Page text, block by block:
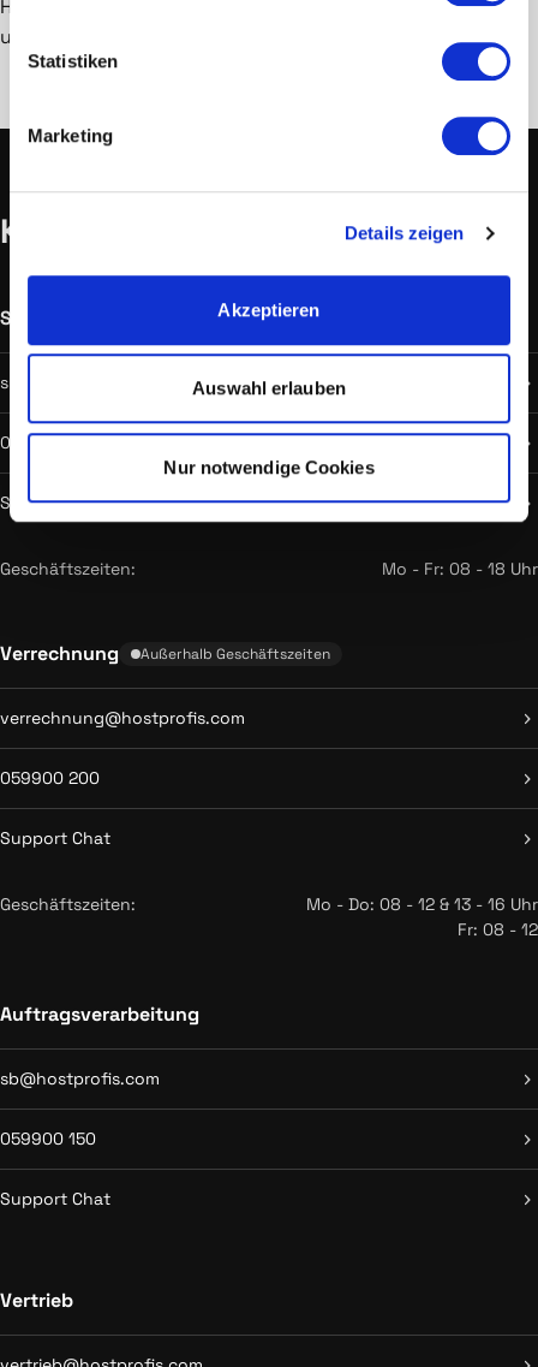
Statistiken
Marketing
Details zeigen
Akzeptieren
Auswahl erlauben
Nur notwendige Cookies
Hardwareverschl&uuml;sselung runden das Sicherheits-
und Konnektivit&auml;tspaket ab.</p>
Kontakt
Support Außerhalb Geschäftszeiten
support@hostprofis.com
059900 100
Support Chat
Geschäftszeiten: Mo - Fr: 08 - 18 Uhr
Verrechnung Außerhalb Geschäftszeiten
verrechnung@hostprofis.com
059900 200
Support Chat
Geschäftszeiten:
Mo - Do: 08 - 12 & 13 - 16 Uhr
Fr: 08 - 12
Auftragsverarbeitung
sb@hostprofis.com
059900 150
Support Chat
Vertrieb